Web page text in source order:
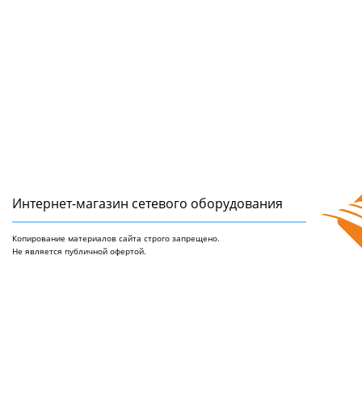
Интернет-магазин сетeвого оборудования
Копирование материалов сайта строго запрещено.
Не является публичной офертой.